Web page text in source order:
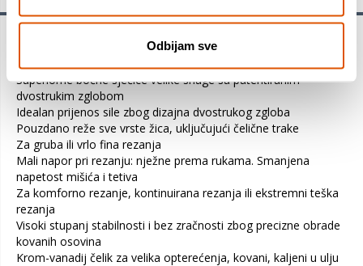
Odbijam sve
Kliješta crna atramentirana, polirane glave, drška s
višekomponentnim oblogama
Superiorne bočne sječice velike snage sa patentiranim
dvostrukim zglobom
Idealan prijenos sile zbog dizajna dvostrukog zgloba
Pouzdano reže sve vrste žica, uključujući čelične trake
Za gruba ili vrlo fina rezanja
Mali napor pri rezanju: nježne prema rukama. Smanjena
napetost mišića i tetiva
Za komforno rezanje, kontinuirana rezanja ili ekstremni teška
rezanja
Visoki stupanj stabilnosti i bez zračnosti zbog precizne obrade
kovanih osovina
Krom-vanadij čelik za velika opterećenja, kovani, kaljeni u ulju